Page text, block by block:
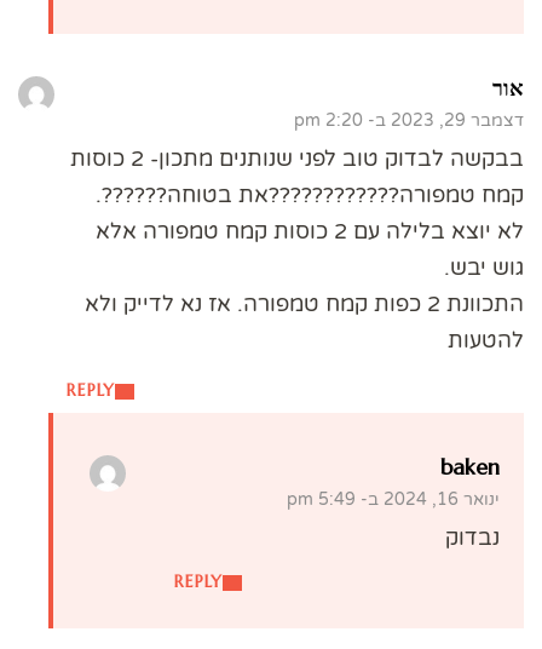
אור
דצמבר 29, 2023 ב- 2:20 pm
REPLY
בבקשה לבדוק טוב לפני שנותנים מתכון- 2 כוסות
קמח טמפורה????????????את בטוחה??????.
לא יוצא בלילה עם 2 כוסות קמח טמפורה אלא
גוש יבש.
התכוונת 2 כפות קמח טמפורה. אז נא לדייק ולא
להטעות
baken
ינואר 16, 2024 ב- 5:49 pm
REPLY
נבדוק